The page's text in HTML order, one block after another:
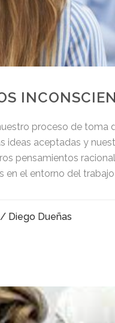
proceso de toma
ideas aceptadas y
pensamientos
en el entorno del
/ Diego Dueñas